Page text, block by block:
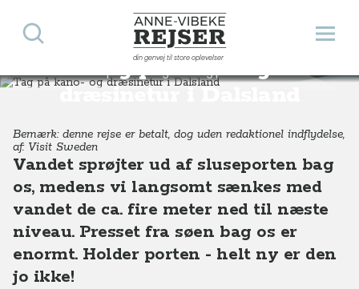
Anne-Vibeke Rejser
din genvej til store oplevelser
Åbn
Søg
Tag på kano- og
dræsinetur i Dalsland
Destinationer Europa Sverige Tag på kano- og dræsinetur i Dalsland, Vestsverige
Bemærk: denne rejse er betalt, dog uden redaktionel indflydelse,
af: Visit Sweden
Vandet sprøjter ud af sluseporten bag
os, medens vi langsomt sænkes med
vandet de ca. fire meter ned til næste
niveau. Presset fra søen bag os er
enormt. Holder porten - helt ny er den
jo ikke!